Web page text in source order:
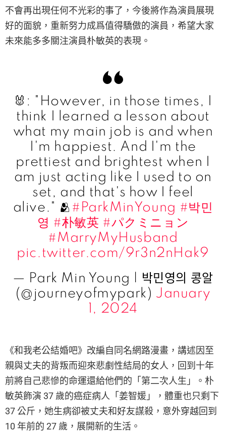
不會再出現任何不光彩的事了，今後將作為演員展現
好的面貌，重新努力成爲值得驕傲的演員，希望大家
未來能多多關注演員朴敏英的表現。
🐰: "However, in those times, I
think I learned a lesson about
what my main job is and when
I'm happiest. And I'm the
prettiest and brightest when I
am just acting like I used to on
set, and that's how I feel
alive." 🫂 #ParkMinYoung #박민
영 #朴敏英 #パクミニョン
#MarryMyHusband
pic.twitter.com/9r3n2nHak9
— Park Min Young | 박민영의 콩알
(@journeyofmypark) January
1, 2024
《和我老公結婚吧》改編自同名網路漫畫，講述因至
親與丈夫的背叛而迎來悲劇性結局的女人，回到十年
前將自己悲慘的命運還給他們的「第二次人生」。朴
敏英飾演 37 歲的癌症病人「姜智媛」，體重也只剩下
37 公斤，她生病卻被丈夫和好友謀殺，意外穿越回到
10 年前的 27 歲，展開新的生活。